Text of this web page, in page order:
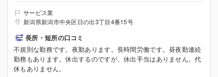
サービス業
新潟県新潟市中央区日の出3丁目4番15号
長所・短所の口コミ
不規則な勤務です。夜勤あります。長時間労働です。昼夜勤連続
勤務もあります。休出するのですが、休出手当はありません。代
休もありません。